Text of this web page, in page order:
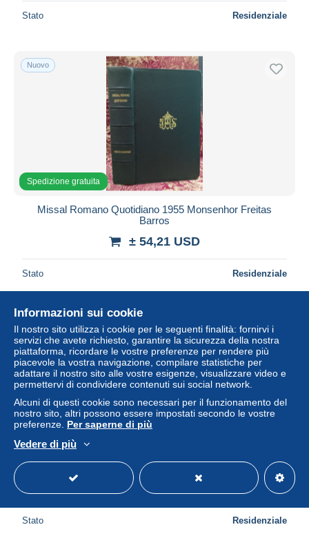
Stato Residenziale
Nuovo
Spedizione gratuita
Missal Romano Quotidiano 1955 Monsenhor Freitas
Barros
± 54,21 USD
Stato Residenziale
Spedizione gratuita
Presos Politicos no Regime Fascista 1932/1935
± 19,54 USD
Stato Residenziale
Informazioni sui cookie
Il nostro sito utilizza i cookie per le seguenti finalità: fornirvi i
servizi che avete richiesto, garantire la sicurezza della nostra
piattaforma, ricordare le vostre preferenze per rendere più
piacevole la vostra navigazione, compilare statistiche per
adattare il nostro sito alle vostre esigenze, visualizzare video e
permettervi di condividere contenuti sui social network.
Alcuni di questi cookie sono necessari per il funzionamento del
nostro sito, altri possono essere impostati secondo le vostre
preferenze. Per saperne di più
Vedere di più